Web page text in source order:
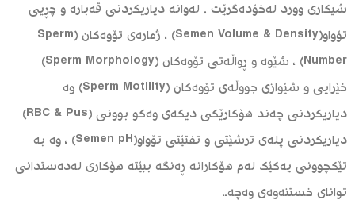
شيكاری وورد لەخۆدەگرێت , لەوانە دياريكردنی قەبارە و چڕیی
تۆواو(Semen Volume & Density) ، ژمارەی تۆوەكان (Sperm
Number) ، شێوە و ڕواڵەتی تۆوەكان (Sperm Morphology)
خێرايی و شێوازی جووڵەی تۆوەكان (Sperm Motility) وە
دياريكردنی چەند هۆكارێکی ديكەی وەكو بوونی (RBC & Pus)
دياريكردنی پلەی ترشێتی و تفتێتی تۆواو(Semen pH) ، وە بە
تێكچوونی يەكێك لەم هۆكارانە ڕەنگە ببێتە هۆكاری لەدەستدانی
توانای خستنەوەی وەچە..